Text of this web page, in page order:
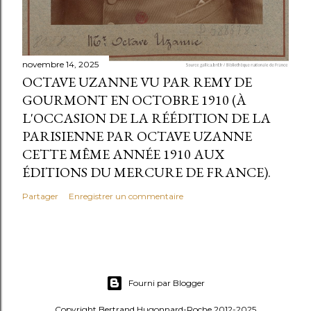
novembre 14, 2025
OCTAVE UZANNE VU PAR REMY DE
GOURMONT EN OCTOBRE 1910 (À
L'OCCASION DE LA RÉÉDITION DE LA
PARISIENNE PAR OCTAVE UZANNE
CETTE MÊME ANNÉE 1910 AUX
ÉDITIONS DU MERCURE DE FRANCE).
Partager Enregistrer un commentaire
Fourni par Blogger